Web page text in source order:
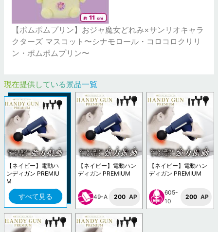
【ポムポムプリン】おジャ魔女どれみ×サンリオキャラ
クターズ マスコット〜シナモロール・コロコロクリリ
ン・ポムポムプリン〜
現在提供している景品一覧
【ネイビー】電動ハ
ンディガン PREMIU
M
すべて見る
【ネイビー】電動ハン
ディガン PREMIUM
49-A 200 AP
【ネイビー】電動ハン
ディガン PREMIUM
605-
10
200 AP